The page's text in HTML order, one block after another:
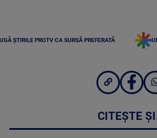
ȘTIRILE PROTV CA SURSĂ PREFERATĂ
CITEȘTE